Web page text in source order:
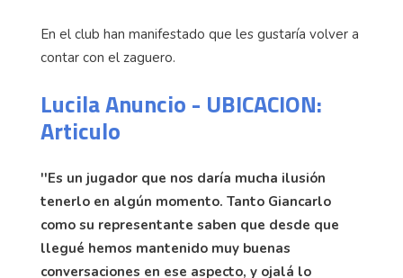
En el club han manifestado que les gustaría volver a
contar con el zaguero.
Lucila Anuncio - UBICACION:
Articulo
''Es un jugador que nos daría mucha ilusión
tenerlo en algún momento. Tanto Giancarlo
como su representante saben que desde que
llegué hemos mantenido muy buenas
conversaciones en ese aspecto, y ojalá lo